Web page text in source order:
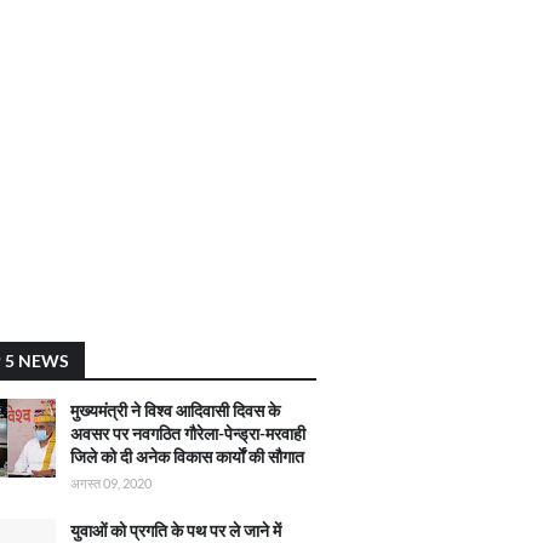
5 NEWS
मुख्यमंत्री ने विश्व आदिवासी दिवस के
अवसर पर नवगठित गौरेला-पेन्ड्रा-मरवाही
जिले को दी अनेक विकास कार्याें की सौगात
अगस्त 09, 2020
युवाओं को प्रगति के पथ पर ले जाने में